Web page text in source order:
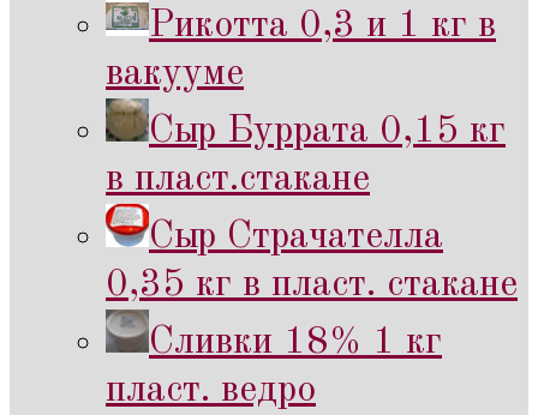
Рикотта 0,3 и 1 кг в
вакууме
Сыр Буррата 0,15 кг
в пласт.стакане
Сыр Страчателла
0,35 кг в пласт. стакане
Сливки 18% 1 кг
пласт. ведро